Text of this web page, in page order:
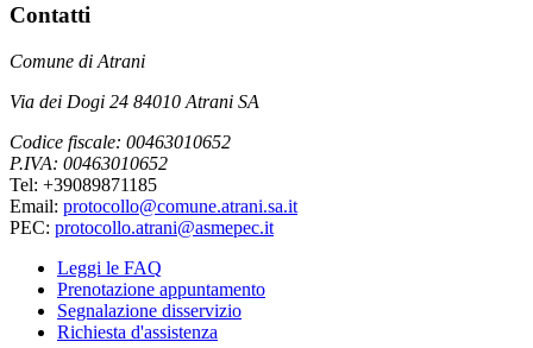
Contatti
Comune di Atrani
Via dei Dogi 24 84010 Atrani SA
Codice fiscale: 00463010652
P.IVA: 00463010652
Tel: +39089871185
Email: protocollo@comune.atrani.sa.it
PEC: protocollo.atrani@asmepec.it
Leggi le FAQ
Prenotazione appuntamento
Segnalazione disservizio
Richiesta d'assistenza